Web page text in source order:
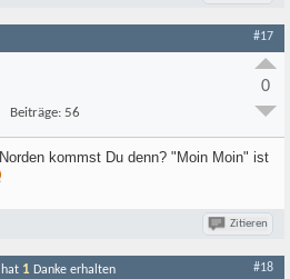
#17
Beiträge: 56
0
kommst Du denn? "Moin Moin" ist
Zitieren
hat 1 Danke erhalten #18